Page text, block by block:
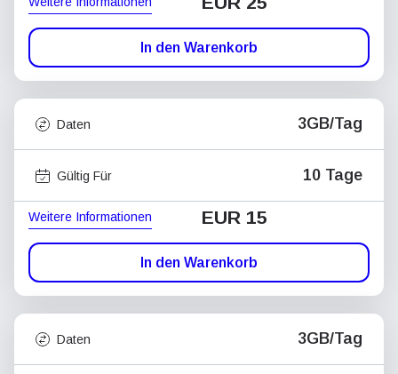
In den Warenkorb
Daten 3GB/Tag
Gültig Für 10 Tage
Weitere Informationen EUR 15
In den Warenkorb
Daten 3GB/Tag